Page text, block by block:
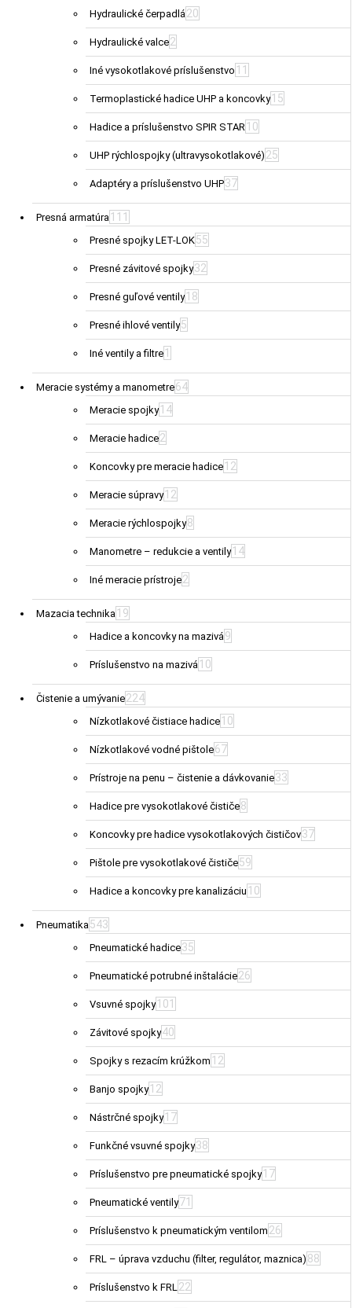
Hydraulické čerpadlá20
Hydraulické valce2
Iné vysokotlakové príslušenstvo 11
Termoplastické hadice UHP a koncovky 15
Hadice a príslušenstvo SPIR STAR 10
UHP rýchlospojky (ultravysokotlakové) 25
Adaptéry a príslušenstvo UHP37
Presná armatúra 111
Presné spojky LET-LOK55
Presné závitové spojky32
Presné guľové ventily 18
Presné ihlové ventily5
Iné ventily a filtre 1
Meracie systémy a manometre64
Meracie spojky 14
Meracie hadice2
Koncovky pre meracie hadice 12
Meracie súpravy 12
Meracie rýchlospojky8
Manometre – redukcie a ventily 14
Iné meracie prístroje2
Mazacia technika 19
Hadice a koncovky na mazivá9
Príslušenstvo na mazivá 10
Čistenie a umývanie224
Nízkotlakové čistiace hadice 10
Nízkotlakové vodné pištole67
Prístroje na penu – čistenie a dávkovanie33
Hadice pre vysokotlakové čističe8
Koncovky pre hadice vysokotlakových čističov37
Pištole pre vysokotlakové čističe59
Hadice a koncovky pre kanalizáciu 10
Pneumatika543
Pneumatické hadice35
Pneumatické potrubné inštalácie26
Vsuvné spojky 101
Závitové spojky40
Spojky s rezacím krúžkom 12
Banjo spojky 12
Nástrčné spojky 17
Funkčné vsuvné spojky38
Príslušenstvo pre pneumatické spojky 17
Pneumatické ventily71
Príslušenstvo k pneumatickým ventilom 26
FRL – úprava vzduchu (filter, regulátor, maznica) 88
Príslušenstvo k FRL22